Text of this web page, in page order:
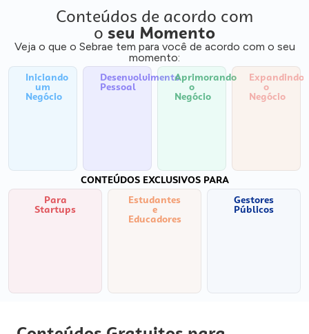
Conteúdos de acordo com
o seu Momento
Veja o que o Sebrae tem para você de acordo com o seu
momento:
Iniciando
um
Negócio
Desenvolvimento
Pessoal
Aprimorando
o
Negócio
Expandindo
o
Negócio
CONTEÚDOS EXCLUSIVOS PARA
Para
Startups
Estudantes
e
Educadores
Gestores
Públicos